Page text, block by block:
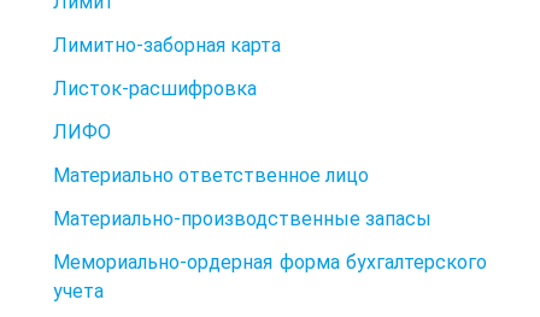
Лимитно-заборная карта
Листок-расшифровка
ЛИФО
Материально ответственное лицо
Материально-производственные запасы
Мемориально-ордерная форма бухгалтерского
учета